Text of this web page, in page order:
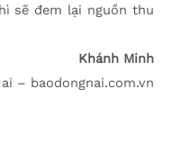
sẽ đem lại nguồn thu
Khánh Minh
– baodongnai.com.vn